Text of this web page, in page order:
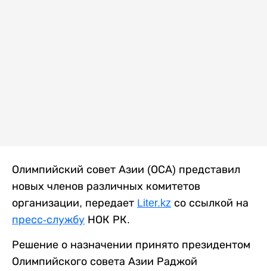
Олимпийский совет Азии (ОСА) представил
новых членов различных комитетов
организации, передает Liter.kz со ссылкой на
пресс-службу НОК РК.
Решение о назначении принято президентом
Олимпийского совета Азии Раджой